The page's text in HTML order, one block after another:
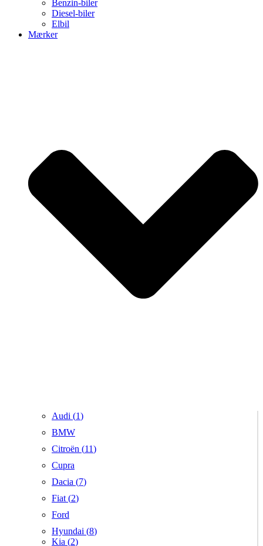
Benzin-biler
Diesel-biler
Elbil
Mærker
Audi (1)
BMW
Citroën (11)
Cupra
Dacia (7)
Fiat (2)
Ford
Hyundai (8)
Kia (2)